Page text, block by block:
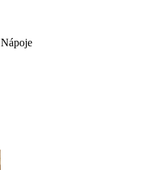
Nápoje